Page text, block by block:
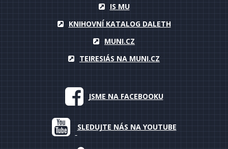
IS MU
KNIHOVNÍ KATALOG DALETH
MUNI.CZ
TEIRESIÁS NA MUNI.CZ
JSME NA FACEBOOKU
SLEDUJTE NÁS NA YOUTUBE